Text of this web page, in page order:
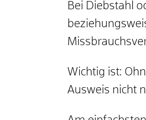
Bei Diebstahl
Wichtig ist:
Ausweis nicht